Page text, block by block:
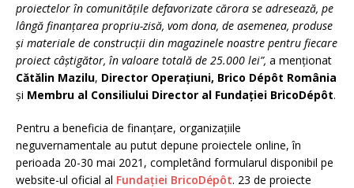
proiectelor în comunităţile defavorizate cărora se adresează, pe
lângă finanțarea propriu-zisă, vom dona, de asemenea, produse
și materiale de construcții din magazinele noastre pentru fiecare
proiect câștigător, în valoare totală de 25.000 lei”, a menționat
Cătălin Mazilu, Director Operaţiuni, Brico Dépôt România
şi Membru al Consiliului Director al Fundaţiei BricoDépôt.
Pentru a beneficia de finanțare, organizațiile
neguvernamentale au putut depune proiectele online, în
perioada 20-30 mai 2021, completând formularul disponibil pe
website-ul oficial al Fundaţiei BricoDépôt. 23 de proiecte